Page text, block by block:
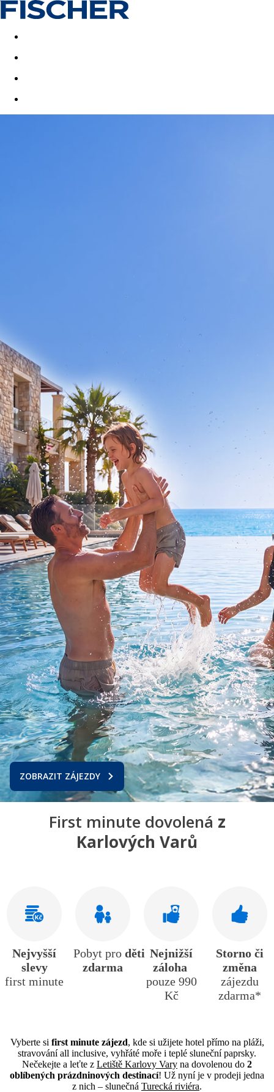
Akční nabídky Last minute
ZOBRAZIT ZÁJEZDY
First minute dovolená z
Karlových Varů
Nejvyšší
slevy
first minute
Pobyt pro děti
zdarma
Nejnižší
záloha
pouze 990
Kč
Storno či
změna
zájezdu
zdarma*
Vyberte si first minute zájezd, kde si užijete hotel přímo na pláži,
stravování all inclusive, vyhřáté moře i teplé sluneční paprsky.
Nečekejte a leťte z Letiště Karlovy Vary na dovolenou do 2
oblíbených prázdninových destinací! Už nyní je v prodeji jedna
z nich – slunečná Turecká riviéra.